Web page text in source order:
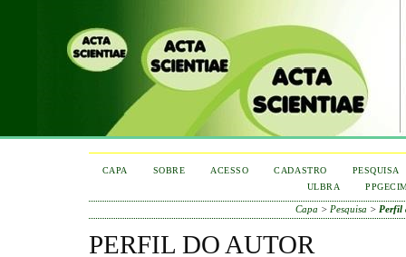
CAPA SOBRE ACESSO CADASTRO
PESQUISA
ULBRA
Capa > Pesquisa > Perfil
PERFIL DO AUTOR